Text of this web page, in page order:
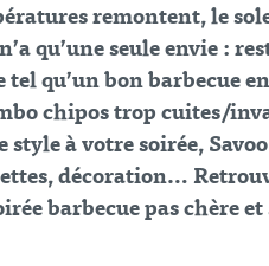
remontent, le
qu’une seule envie :
tel qu’un bon barbecue
chipos trop cuites/
style à votre soirée,
décoration…
barbecue pas chèreet